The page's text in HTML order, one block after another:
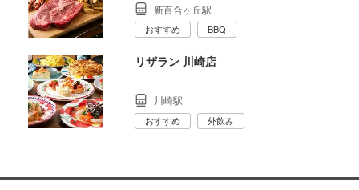
新百合ヶ丘駅
おすすめ BBQ
リザラン 川崎店
川崎駅
おすすめ 外飲み